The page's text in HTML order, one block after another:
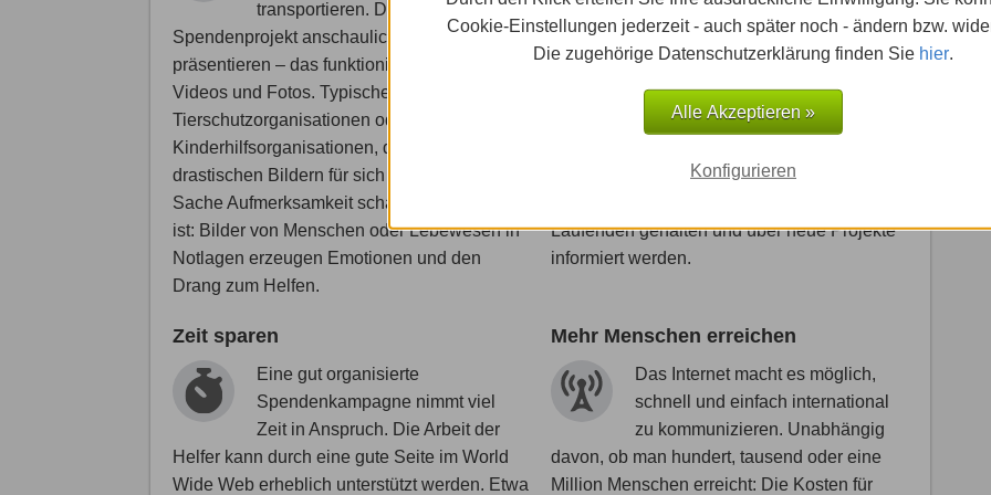
Cookie-Einstellungen jederzeit - auch später noch - ändern bzw.
Die zugehörige Datenschutzerklärung finden Sie hier.
Alle Akzeptieren »
Konfigurieren
transportieren. Das
Spendenprojekt anschaulich im Internet zu
präsentieren – das funktioniert am besten mit
Videos und Fotos. Typische Beispiele sind
Tierschutzorganisationen oder
Kinderhilfsorganisationen, die mit zum Teil
drastischen Bildern für sich und für ihre
Sache Aufmerksamkeit schaffen. Tatsache
ist: Bilder von Menschen oder Lebewesen in
Notlagen erzeugen Emotionen und den
Drang zum Helfen.
das Projekt. Sollte man über
andere Kanäle, soziale Netzwerke,
Zeitungsartikel oder Bekannte darauf
aufmerksam geworden sein, kann man hier
alles Wissenswerte zum Thema finden.
Jahre in Anspruch nehmen, kann der
Laufenden gehalten und über neue Projekte
informiert werden.
Zeit sparen
Eine gut organisierte
Spendenkampagne nimmt viel
Zeit in Anspruch. Die Arbeit der
Helfer kann durch eine gute Seite im World
Wide Web erheblich unterstützt werden. Etwa
Mehr Menschen erreichen
Das Internet macht es möglich,
schnell und einfach international
zu kommunizieren. Unabhängig
davon, ob man hundert, tausend oder eine
Million Menschen erreicht: Die Kosten für